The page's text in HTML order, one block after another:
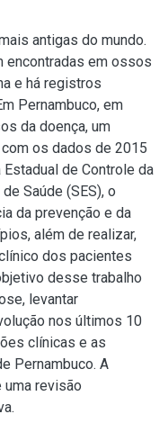
antigas do mundo.
encontradas em ossos
e há registros
Pernambuco, em
da doença, um
os dados de 2015
de Controle da
Saúde (SES), o
da prevenção e da
além de realizar,
dos pacientes
desse trabalho
levantar
nos últimos 10
clínicas e as
Pernambuco. A
revisão